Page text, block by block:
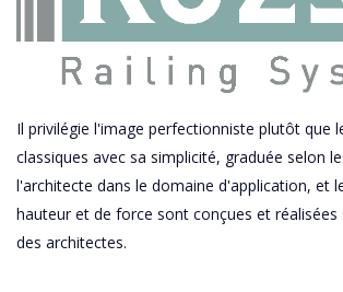
Il privilégie l'image perfectionniste plutôt que
classiques avec sa simplicité, graduée selon
l'architecte dans le domaine d'application, et
hauteur et de force sont conçues et
des architectes.